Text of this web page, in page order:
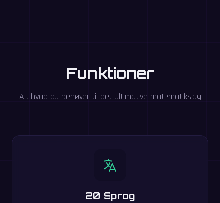
Funktioner
Alt hvad du behøver til det ultimative matematikslag
20 Sprog